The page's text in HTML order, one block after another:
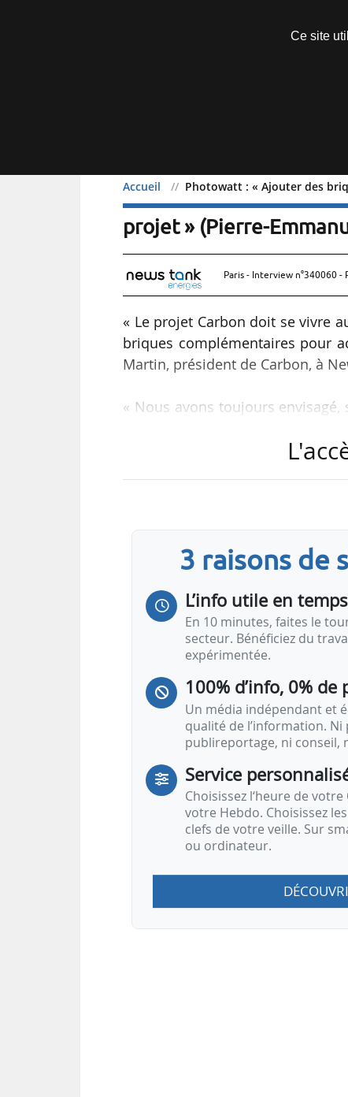
Accueil Photowatt : « Ajouter des
Photowatt : « Ajouter
projet » (Pierre-
Paris - Interview n°340060 -
« Le projet Carbon doit se vivre
briques complémentaires pour
Martin, président de Carbon, à
« Nous avons toujours
France. C’est une entreprise
le concept d’entreprise
de la chaîne de valeur. Les
3 raisons de
L’info utile en
En 10 minutes, faites le
secteur. Bénéficiez du
expérimentée.
100% d’info, 0% de
Un média indépendant et
qualité de l’information. Ni
publireportage, ni conseil,
Service
Choisissez l‘heure de
votre Hebdo. Choisissez
clefs de votre veille. Sur
ou ordinateur.
Ce site